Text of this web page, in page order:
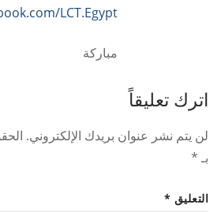
LCT.Egypt
مباركة
اترك تعليقاً
لن يتم نشر عنوان بريدك الإلكتروني.
بـ*
التعليق *